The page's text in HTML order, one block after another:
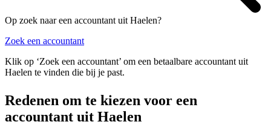
Op zoek naar een accountant uit Haelen?
Zoek een accountant
Klik op ‘Zoek een accountant’ om een betaalbare accountant uit
Haelen te vinden die bij je past.
Redenen om te kiezen voor een
accountant uit Haelen